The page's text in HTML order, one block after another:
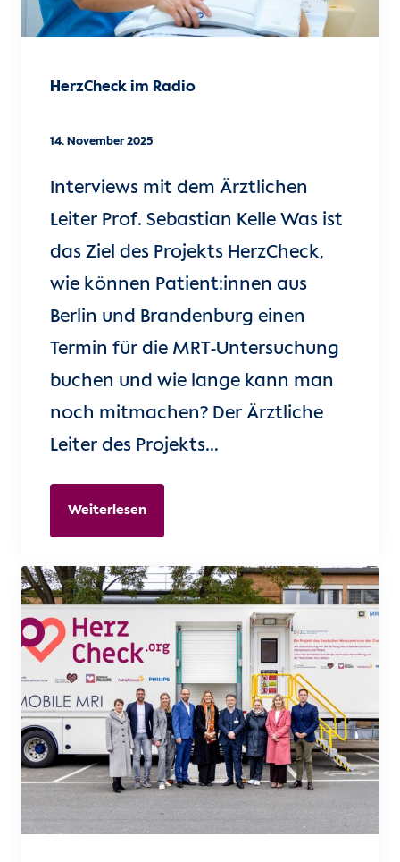
HerzCheck im Radio
14. November 2025
Interviews mit dem Ärztlichen
Leiter Prof. Sebastian Kelle Was ist
das Ziel des Projekts HerzCheck,
wie können Patient:innen aus
Berlin und Brandenburg einen
Termin für die MRT-Untersuchung
buchen und wie lange kann man
noch mitmachen? Der Ärztliche
Leiter des Projekts…
Weiterlesen